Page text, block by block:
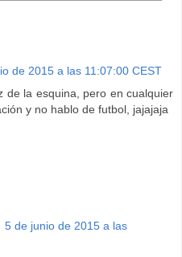
de 2015 a las 11:07:00 CEST
de la esquina, pero en cualquier
y no hablo de futbol, jajajaja
5 de junio de 2015 a las